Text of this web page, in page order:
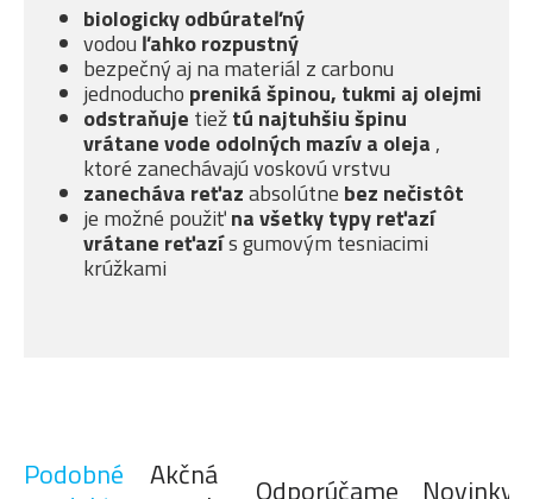
biologicky odbúrateľný
vodou ľahko rozpustný
bezpečný aj na materiál z carbonu
jednoducho preniká špinou, tukmi aj olejmi
odstraňuje tiežtú najtuhšiu špinu
vrátane vode odolných mazív a oleja ,
ktoré zanechávajú voskovú vrstvu
zanecháva reťazabsolútne bez nečistôt
je možné použiťna všetky typy reťazí
vrátane reťazís gumovým tesniacimi
krúžkami
Podobné Akčná Odporúčame Novinky